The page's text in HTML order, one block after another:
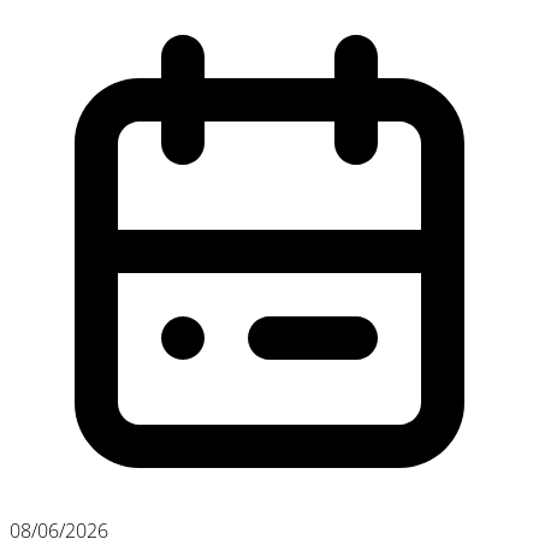
08/06/2026